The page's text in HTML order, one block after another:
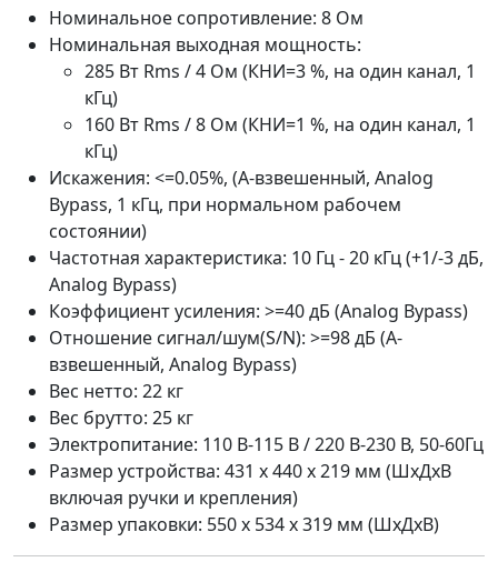
Номинальное сопротивление: 8 Ом
Номинальная выходная мощность:
285 Вт Rms / 4 Ом (КНИ=3 %, на один канал, 1
кГц)
160 Вт Rms / 8 Ом (КНИ=1 %, на один канал, 1
кГц)
Искажения: <=0.05%, (A-взвешенный, Analog
Bypаss, 1 кГц, при нормальном рабочем
состоянии)
Частотная характеристика: 10 Гц - 20 кГц (+1/-3 дБ,
Analog Bypаss)
Коэффициент усиления: >=40 дБ (Analog Bypass)
Отношение сигнал/шум(S/N): >=98 дБ (A-
взвешенный, Analog Bypass)
Вес нетто: 22 кг
Вес брутто: 25 кг
Электропитание: 110 В-115 В / 220 В-230 В, 50-60Гц
Размер устройства: 431 х 440 х 219 мм (ШхДхВ
включая ручки и крепления)
Размер упаковки: 550 x 534 x 319 мм (ШхДхВ)